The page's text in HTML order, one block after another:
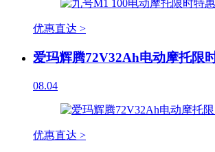
优惠直达 >
爱玛辉腾72V32Ah电动摩托限
08.04
优惠直达 >